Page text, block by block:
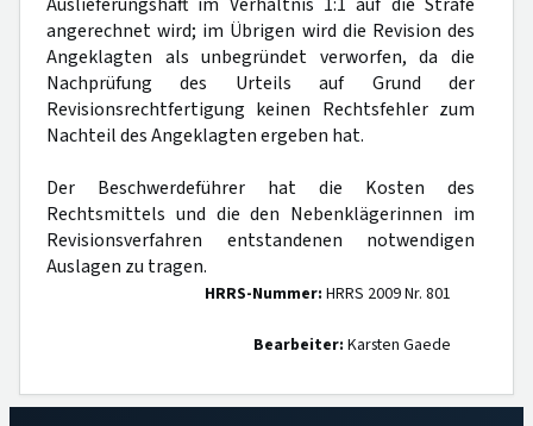
angerechnet wird; im Übrigen wird die Revision des
Angeklagten als unbegründet verworfen, da die
Nachprüfung des Urteils auf Grund der
Revisionsrechtfertigung keinen Rechtsfehler zum
Nachteil des Angeklagten ergeben hat.
Der Beschwerdeführer hat die Kosten des
Rechtsmittels und die den Nebenklägerinnen im
Revisionsverfahren entstandenen notwendigen
Auslagen zu tragen.
HRRS-Nummer: HRRS 2009 Nr. 801
Bearbeiter: Karsten Gaede